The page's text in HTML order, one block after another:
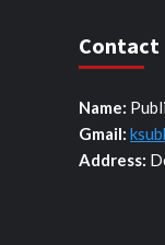
Contact
Name:
Gmail:
Address: